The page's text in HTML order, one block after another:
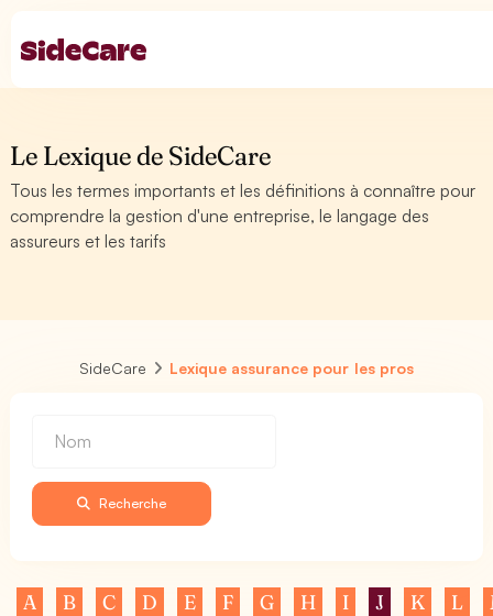
Le Lexique de SideCare
Tous les termes importants et les définitions à connaître pour
comprendre la gestion d'une entreprise, le langage des
assureurs et les tarifs
SideCare Lexique assurance pour les pros
Recherche
A B C D E F G H I J K L